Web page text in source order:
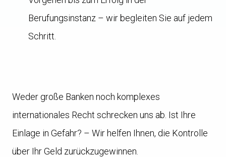
Berufungsinstanz – wir begleiten Sie auf jedem
Schritt.
Weder große Banken noch komplexes
internationales Recht schrecken uns ab. Ist Ihre
Einlage in Gefahr? – Wir helfen Ihnen, die Kontrolle
über Ihr Geld zurückzugewinnen.